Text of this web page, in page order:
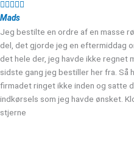

Mads
Jeg bestilte en ordre af en masse
del, det gjorde jeg en eftermiddag
det hele der, jeg havde ikke regnet
sidste gang jeg bestiller her fra. Så
firmadet ringet ikke inden og satte
indkørsels som jeg havde ønsket.
stjerne